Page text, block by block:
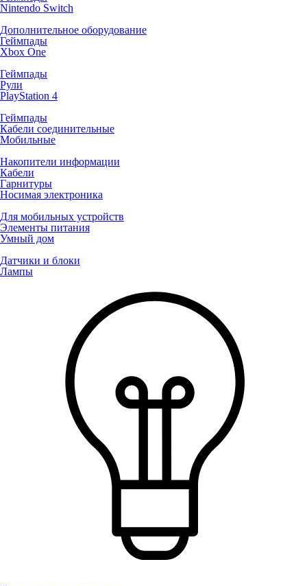
Nintendo Switch
Дополнительное оборудование
Геймпады
Xbox One
Геймпады
Рули
PlayStation 4
Геймпады
Кабели соединительные
Мобильные
Накопители информации
Кабели
Гарнитуры
Носимая электроника
Для мобильных устройств
Элементы питания
Умный дом
Датчики и блоки
Лампы